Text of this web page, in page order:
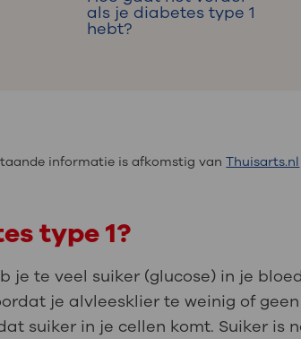
als je diabetes type 1
hebt?
informatie is afkomstig vanThuisarts.nl
type 1?
je te veel suiker (glucose) in je
je alvleesklier te weinig of
suiker in je cellen komt. Suiker is